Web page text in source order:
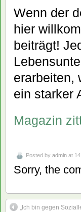
Wenn der
hier
beiträgt!
erarbeiten,
ein starker
Magazin
Posted by admin at
Sorry, the
„Ich bin gegen